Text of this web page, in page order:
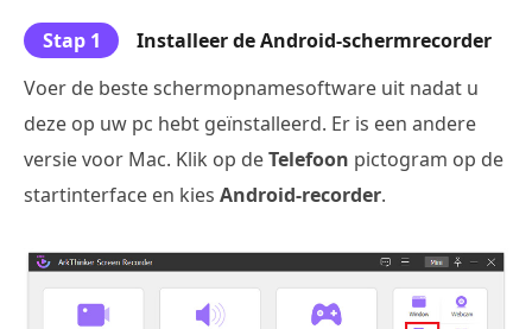
Stap 1
Installeer de Android-schermrecorder
Voer de beste schermopnamesoftware uit nadat u
deze op uw pc hebt geïnstalleerd. Er is een andere
versie voor Mac. Klik op deTelefoon pictogram op de
startinterface en kies Android-recorder.